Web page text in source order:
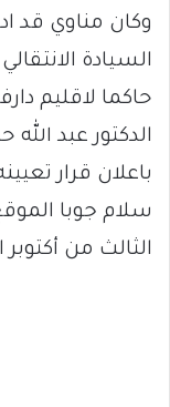
وكان مناوي قد
السيادة
حاكما لاقليم
الدكتور عبد
باعلان قرار
سلام جوبا
الثالث من